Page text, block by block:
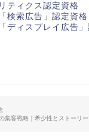
ティクス認定資格
検索広告」認定資格
ディスプレイ広告」
集客戦略｜希少性とストーリ